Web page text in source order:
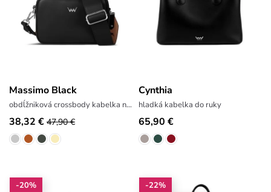
Massimo Black
obdĺžniková crossbody kabelka na zips
38,32 € 47,90 €
Cynthia
hladká kabelka do ruky
65,90 €
-20%
-22%